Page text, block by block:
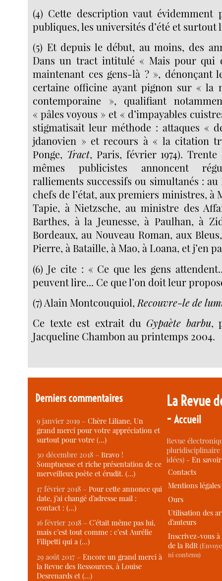
(4) Cette description vaut évidemment
publiques, les universités d’été et surtout
(5) Et depuis le début, au moins, des
Dans un tract intitulé « Mais pour qui
maintenant ces gens-là ? », dénonçant
certaine officine ayant pignon sur « la
contemporaine », qualifiant
« pâles voyous » et « d’impayables
stigmatisait leur méthode : attaques «
jdanovien » et recours à « la citation
Ponge, Tract, Paris, février 1974).
mêmes publicistes annoncent
ralliements successifs ou simultanés : au
chefs de l’état, aux premiers ministres, à
Tapie, à Nietzsche, au ministre des
Barthes, à la Jeunesse, à Paulhan, à
Bordeaux, au Nouveau Roman, aux
Pierre, à Bataille, à Mao, à Loana, et j’en
(6) Je cite : « Ce que les gens
peuvent lire... Ce que l’on doit leur
(7) Alain Montcouquiol, Recouvre-le de
Ce texte est extrait du Gypaète barbu,
Jacqueline Chambon au printemps 2004.
Derniers commentaires
9 janvier 2019 –Chère Liliane, Un
grand merci pour votre appréciation et
surtout pour votre (…)
30 décembre 2018 –Bravo !
Somptueuse et riche présentation de ce
merveilleux poète et érudit. (…)
17 février 2018 –Pour cette annonce qui
date, j’ai changé d’adresse mail :
contact : (…)
16 février 2018 –C’était même pas lui,
mais c’est tout comme : c’est Aurélie
Filipetti qui a (…)
29 août 2017 –Encore un grand merci à
la Revue des Ressources, à Louise
Desrenards et (…)
La Revue
-Accueil
Revue
idées) -En
Contacts
Mentions légales
Ours
Utilisation des
d’auteurs
Inscrivez-vous
de la RdR
ni contenu)